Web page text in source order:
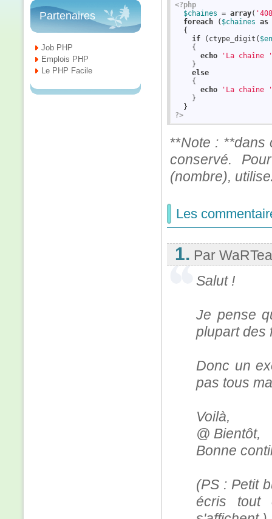
<?php
$chaines = array(
foreach ( $chaines as
  {
if (ctype_digit(
    {
echo
'La chaîne
    }
else
    {
echo
'La chaîne
    }
?>
**Note : **dans
conservé.
(nombre),
Les
1. Par
Salut !
Je pense
plupart des
Donc un
pas tous
Voilà,
@ Bientôt,
Bonne
(PS : Petit
écris tout
Partenaires
Job PHP
Emplois PHP
Le PHP Facile